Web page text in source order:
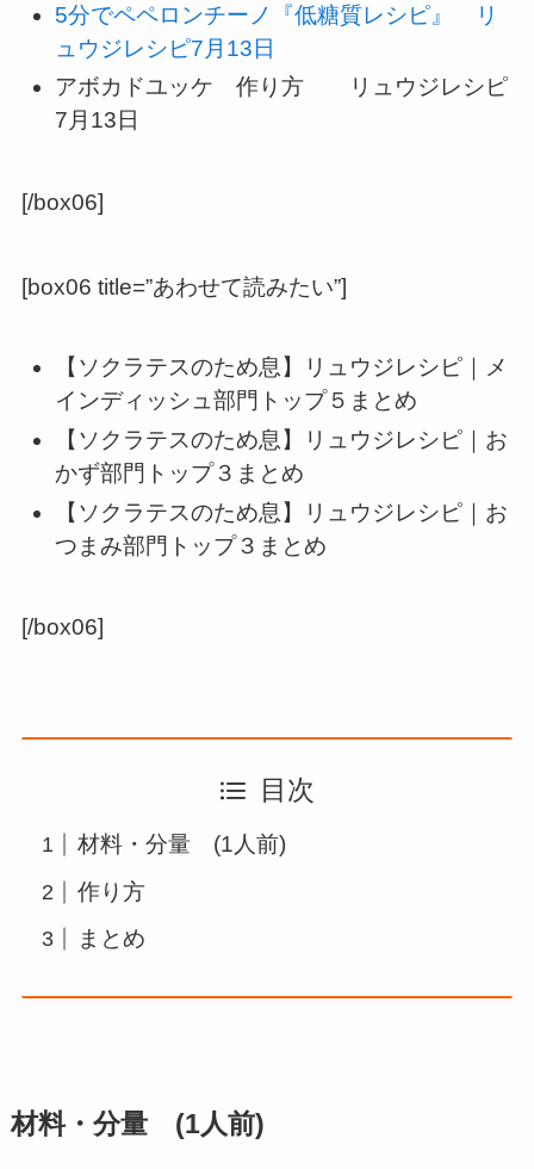
5分でペペロンチーノ『低糖質レシピ』 リ
ュウジレシピ7月13日
アボカドユッケ 作り方 リュウジレシピ
7月13日
[/box06]
[box06 title=”あわせて読みたい”]
【ソクラテスのため息】リュウジレシピ｜メ
インディッシュ部門トップ５まとめ
【ソクラテスのため息】リュウジレシピ｜お
かず部門トップ３まとめ
【ソクラテスのため息】リュウジレシピ｜お
つまみ部門トップ３まとめ
[/box06]
目次
材料・分量 (1人前)
作り方
まとめ
材料・分量 (1人前)